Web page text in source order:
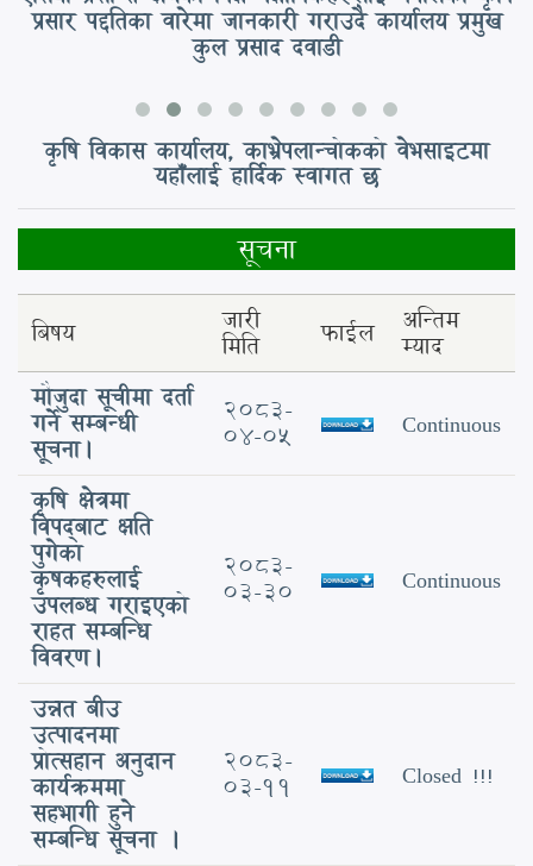
प्रसार पद्दतिका वारेमा जानकारी गराउदै कार्यालय प्रमुख
कुल प्रसाद दवाडी
खेति प्रविधिको वारेमा जानकारी गराउदै कार्यालय प्रमुख
कुल प्रसाद दवाडी
कृषि विकास कार्यालय, काभ्रेपलान्चोकको वेभसाइटमा
यहाँलाई हार्दिक स्वागत छ
सूचना
बिषय जारी
मिति फाईल अन्तिम
म्याद
मौजुदा सूचीमा दर्ता
गर्ने सम्बन्धी
सूचना।
2083-
04-05 Continuous
कृषि क्षेत्रमा
विपद्‍बाट क्षति
पुगेका
कृषकहरुलाई
उपलब्ध गराइएको
राहत सम्बन्धि
विवरण।
2083-
03-30 Continuous
उन्नत बीउ
उत्पादनमा
प्रोत्सहान अनुदान
कार्यक्रममा
सहभागी हुने
सम्बन्धि सूचना ।
2083-
03-11 Closed !!!